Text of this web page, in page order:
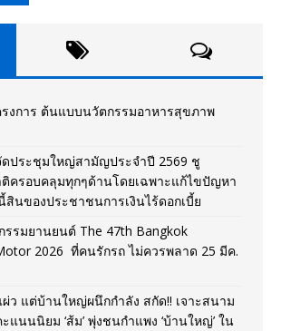
งการ ต้นแบบนวัตกรรมอาหารสุขภาพ
ประชุมใหญ่สามัญประจำปี 2569 ชู
ครอบคลุมทุกๆด้านโดยเฉพาะแก้ไขปัญหา
สินของประชาชนการเงินไร้ดอกเบี้ย
รรมยานยนต์ The 47th Bangkok
2026 ที่คนรักรถ ไม่ควรพลาด 25 มีค.
ว แต่บ้านใหญ่ผนึกกำลัง สกัด!! เจาะสนาม
แนนนิยม ‘ส้ม’ พุ่งชนกำแพง ‘บ้านใหญ่’ ใน